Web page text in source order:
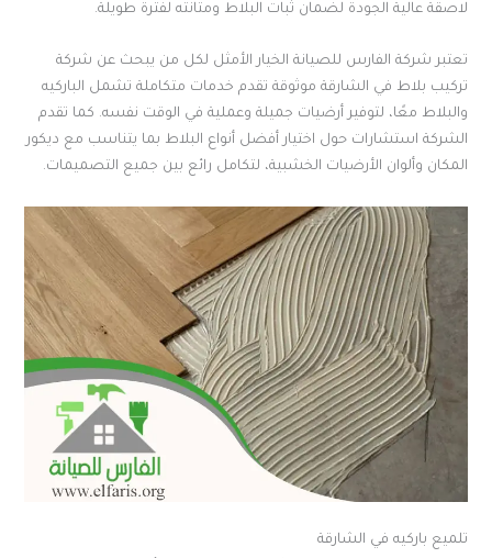
لاصقة عالية الجودة لضمان ثبات البلاط ومتانته لفترة طويلة.
تعتبر شركة الفارس للصيانة الخيار الأمثل لكل من يبحث عن شركة
تركيب بلاط في الشارقة موثوقة تقدم خدمات متكاملة تشمل الباركيه
والبلاط معًا، لتوفير أرضيات جميلة وعملية في الوقت نفسه. كما تقدم
الشركة استشارات حول اختيار أفضل أنواع البلاط بما يتناسب مع ديكور
المكان وألوان الأرضيات الخشبية، لتكامل رائع بين جميع التصميمات.
تلميع باركيه في الشارقة